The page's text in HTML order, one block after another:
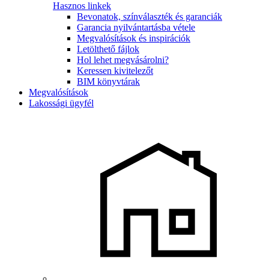
Hasznos linkek
Bevonatok, színválaszték és garanciák
Garancia nyilvántartásba vétele
Megvalósítások és inspirációk
Letölthető fájlok
Hol lehet megvásárolni?
Keressen kivitelezőt
BIM könyvtárak
Megvalósítások
Lakossági ügyfél